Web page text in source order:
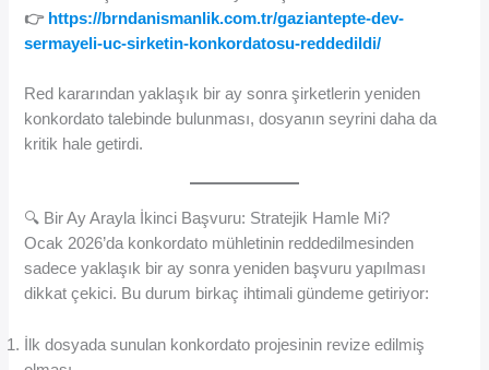
👉 https://brndanismanlik.com.tr/gaziantepte-dev-
sermayeli-uc-sirketin-konkordatosu-reddedildi/
Red kararından yaklaşık bir ay sonra şirketlerin yeniden
konkordato talebinde bulunması, dosyanın seyrini daha da
kritik hale getirdi.
🔍 Bir Ay Arayla İkinci Başvuru: Stratejik Hamle Mi?
Ocak 2026’da konkordato mühletinin reddedilmesinden
sadece yaklaşık bir ay sonra yeniden başvuru yapılması
dikkat çekici. Bu durum birkaç ihtimali gündeme getiriyor:
İlk dosyada sunulan konkordato projesinin revize edilmiş